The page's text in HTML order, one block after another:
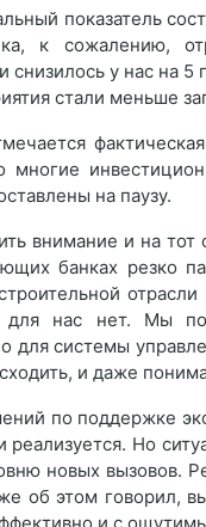
показатель
к сожалению,
снизилось у нас на
стали меньше
многие
на паузу.
внимание и на
банках резко
для нас нет. Мы
для системы
и даже
по поддержке
реализуется. Но
новых вызовов.
об этом говорил,